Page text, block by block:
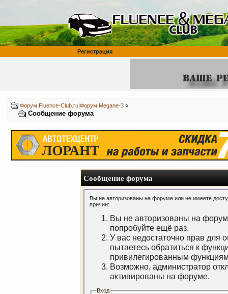
Регистрация
Форум Fluence-Club.ru|Форум Megane-3 «
Сообщение форума
Сообщение форума
Вы не авторизованы на форуме или не имеете
причин:
Вы не авторизованы на
попробуйте ещё раз.
У вас недостаточно прав для
пытаетесь обратиться к
привилегированным
Возможно, администратор
активированы на форуме.
Вход